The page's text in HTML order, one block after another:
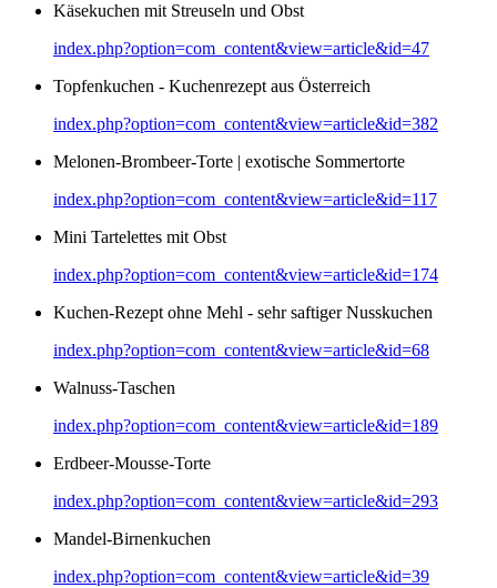
Käsekuchen mit Streuseln und Obst
index.php?option=com_content&view=article&id=47
Topfenkuchen - Kuchenrezept aus Österreich
index.php?option=com_content&view=article&id=382
Melonen-Brombeer-Torte | exotische Sommertorte
index.php?option=com_content&view=article&id=117
Mini Tartelettes mit Obst
index.php?option=com_content&view=article&id=174
Kuchen-Rezept ohne Mehl - sehr saftiger Nusskuchen
index.php?option=com_content&view=article&id=68
Walnuss-Taschen
index.php?option=com_content&view=article&id=189
Erdbeer-Mousse-Torte
index.php?option=com_content&view=article&id=293
Mandel-Birnenkuchen
index.php?option=com_content&view=article&id=39